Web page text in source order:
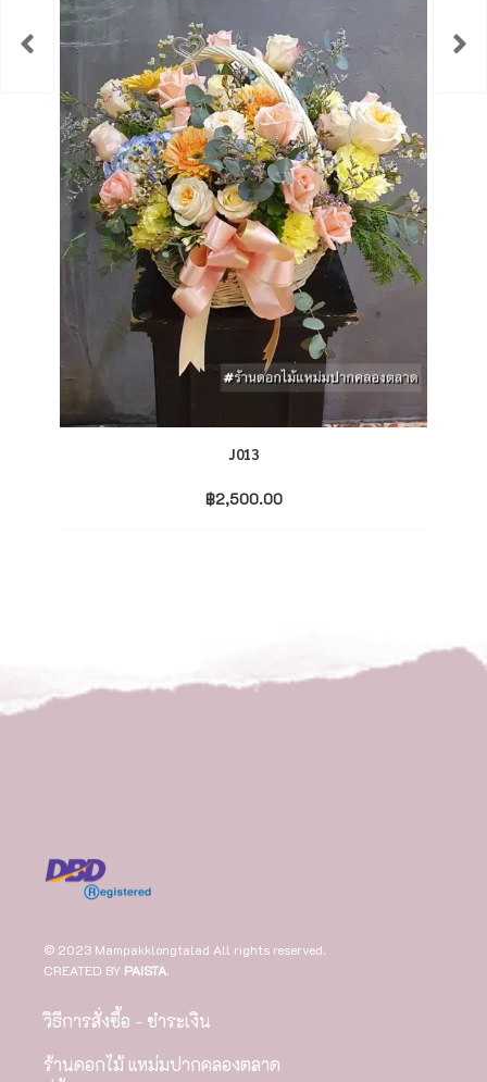
J013
฿2,500.00
© 2023 Mampakklongtalad All rights reserved.
CREATED BY PAISTA.
วิธีการสั่งซื้อ - ชำระเงิน
ร้านดอกไม้ แหม่มปากคลองตลาด